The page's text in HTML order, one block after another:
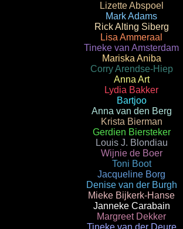
Lizette Abspoel
Mark Adams
Rick Alting Siberg
Lisa Ammeraal
Tineke van Amsterdam
Mariska Aniba
Corry Arendse-Hiep
Anna Art
Lydia Bakker
Bartjoo
Anna van den Berg
Krista Bierman
Gerdien Biersteker
Louis J. Blondiau
Wijnie de Boer
Toni Boot
Jacqueline Borg
Denise van der Burgh
Mieke Bijkerk-Hanse
Janneke Carabain
Margreet Dekker